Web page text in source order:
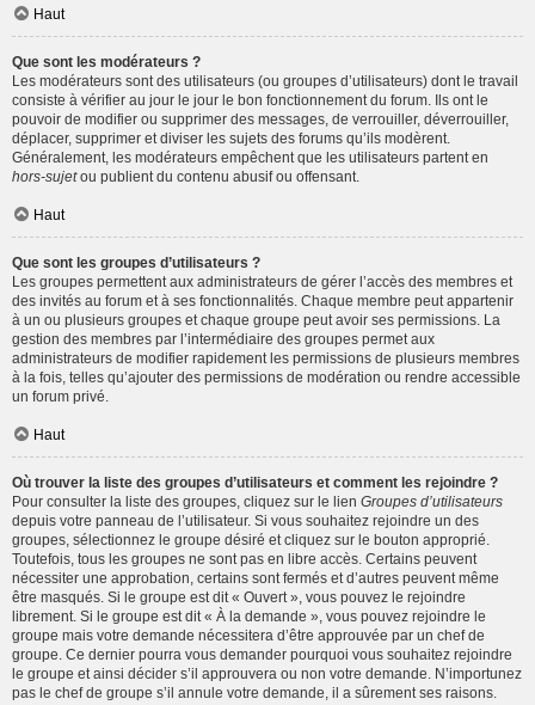
Haut
Que sont les modérateurs ?
Les modérateurs sont des utilisateurs (ou groupes d’utilisateurs) dont le travail
consiste à vérifier au jour le jour le bon fonctionnement du forum. Ils ont le
pouvoir de modifier ou supprimer des messages, de verrouiller, déverrouiller,
déplacer, supprimer et diviser les sujets des forums qu’ils modèrent.
Généralement, les modérateurs empêchent que les utilisateurs partent en
hors-sujetou publient du contenu abusif ou offensant.
Haut
Que sont les groupes d’utilisateurs ?
Les groupes permettent aux administrateurs de gérer l’accès des membres et
des invités au forum et à ses fonctionnalités. Chaque membre peut appartenir
à un ou plusieurs groupes et chaque groupe peut avoir ses permissions. La
gestion des membres par l’intermédiaire des groupes permet aux
administrateurs de modifier rapidement les permissions de plusieurs membres
à la fois, telles qu’ajouter des permissions de modération ou rendre accessible
un forum privé.
Haut
Où trouver la liste des groupes d’utilisateurs et comment les rejoindre ?
Pour consulter la liste des groupes, cliquez sur le lien Groupes d’utilisateurs
depuis votre panneau de l’utilisateur. Si vous souhaitez rejoindre un des
groupes, sélectionnez le groupe désiré et cliquez sur le bouton approprié.
Toutefois, tous les groupes ne sont pas en libre accès. Certains peuvent
nécessiter une approbation, certains sont fermés et d’autres peuvent même
être masqués. Si le groupe est dit « Ouvert », vous pouvez le rejoindre
librement. Si le groupe est dit « À la demande », vous pouvez rejoindre le
groupe mais votre demande nécessitera d’être approuvée par un chef de
groupe. Ce dernier pourra vous demander pourquoi vous souhaitez rejoindre
le groupe et ainsi décider s’il approuvera ou non votre demande. N’importunez
pas le chef de groupe s’il annule votre demande, il a sûrement ses raisons.